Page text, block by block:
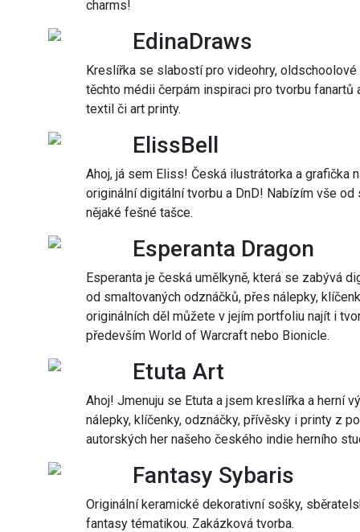
charms!
EdinaDraws
Kreslířka se slabostí pro videohry, oldschoolové
těchto médii čerpám inspiraci pro tvorbu fanartů
textil či art printy.
ElissBell
Ahoj, já sem Eliss! Česká ilustrátorka a grafička
originální digitální tvorbu a DnD! Nabízím vše
nějaké fešné tašce.
Esperanta Dragon
Esperanta je česká umělkyně, která se zabývá
od smaltovaných odznáčků, přes nálepky,
originálních děl můžete v jejím portfoliu najít i
především World of Warcraft nebo Bionicle.
Etuta Art
Ahoj! Jmenuju se Etuta a jsem kreslířka a herní
nálepky, klíčenky, odznáčky, přívěsky i printy z
autorských her našeho českého indie herního
Fantasy Sybaris
Originální keramické dekorativní sošky,
fantasy tématikou. Zakázková tvorba.